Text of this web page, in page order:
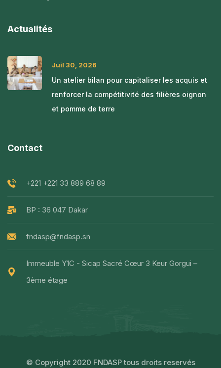
Actualités
Juil 30, 2026
Un atelier bilan pour capitaliser les acquis et
renforcer la compétitivité des filières oignon
et pomme de terre
Contact
+221 +221 33 889 68 89
BP : 36 047 Dakar
fndasp@fndasp.sn
Immeuble Y1C - Sicap Sacré Cœur 3 Keur Gorgui –
3ème étage
© Copyright 2020 FNDASP tous droits reservés